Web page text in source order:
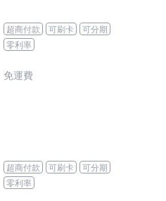
超商付款 可刷卡
可分期
零利率
免運費
超商付款 可刷卡
可分期
零利率